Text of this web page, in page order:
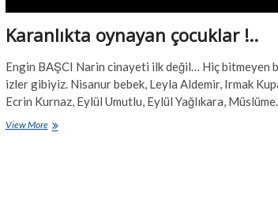
Karanlıkta oynayan çocuklar !..
Engin BAŞCI Narin cinayeti ilk değil… Hiç bitmeyen
izler gibiyiz. Nisanur bebek, Leyla Aldemir, Irmak
Ecrin Kurnaz, Eylül Umutlu, Eylül Yağlıkara,
View MoreKaranlıkta